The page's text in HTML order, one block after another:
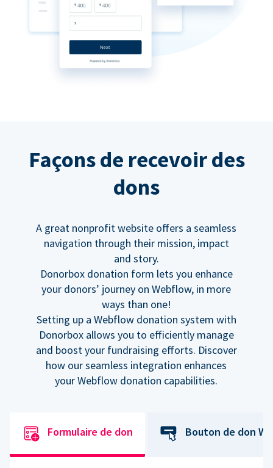
Façons de recevoir des
dons
A great nonprofit website offers a seamless
navigation through their mission, impact
and story.
Donorbox donation form lets you enhance
your donors’ journey on Webflow, in more
ways than one!
Setting up a Webflow donation system with
Donorbox allows you to efficiently manage
and boost your fundraising efforts. Discover
how our seamless integration enhances
your Webflow donation capabilities.
Formulaire de don Bouton de don